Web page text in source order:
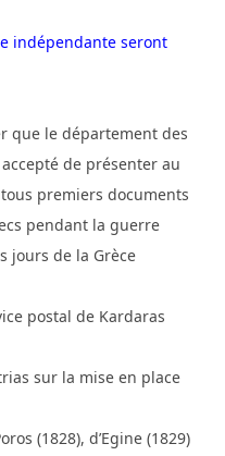
indépendante seront
que le département des
de présenter au
premiers documents
pendant la guerre
jours de la Grèce
postal de Kardaras
sur la mise en place
(1828), d’Egine (1829)